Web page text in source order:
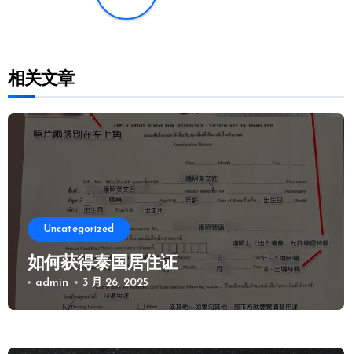
相关文章
Uncategorized
如何获得泰国居住证
admin 3 月 26, 2025